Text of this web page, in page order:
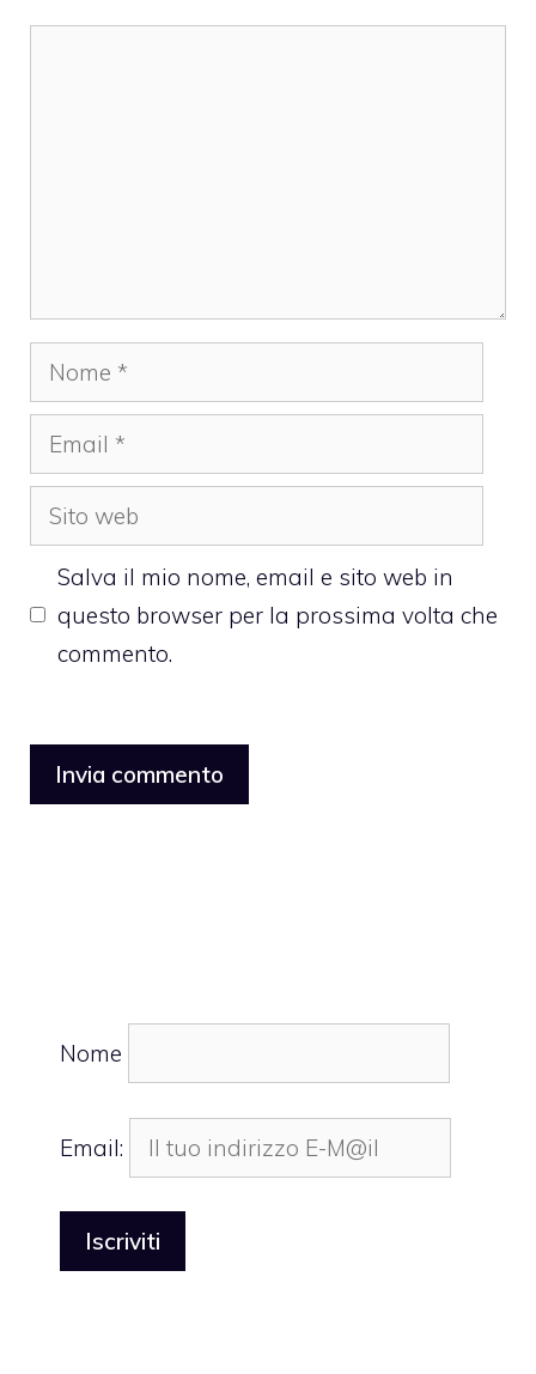
Nome
Email
Sito
web
Salva il mio nome, email e sito web in
questo browser per la prossima volta che
commento.
Nome
Email: